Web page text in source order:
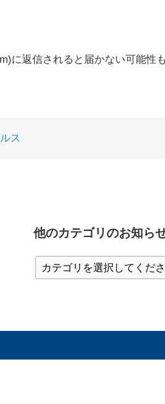
に返信されると届かない可能性
ス
他のカテゴリのお知ら